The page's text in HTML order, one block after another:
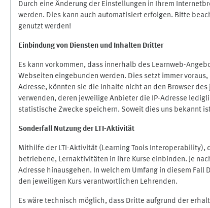
Durch eine Änderung der Einstellungen in Ihrem
werden. Dies kann auch automatisiert erfolgen. Bitte
genutzt werden!
Einbindung von Diensten und Inhalten Dritter
Es kann vorkommen, dass innerhalb des Learnweb-
Webseiten eingebunden werden. Dies setzt immer
Adresse, könnten sie die Inhalte nicht an den Browser
verwenden, deren jeweilige Anbieter die IP-Adresse
statistische Zwecke speichern. Soweit dies uns bekannt
Sonderfall Nutzung der LTI-Aktivität
Mithilfe der LTI-Aktivität (Learning Tools Interoperability),
betriebene, Lernaktivitäten in ihre Kurse einbinden. Je
Adresse hinausgehen. In welchem Umfang in diesem
den jeweiligen Kurs verantwortlichen Lehrenden.
Es wäre technisch möglich, dass Dritte aufgrund der